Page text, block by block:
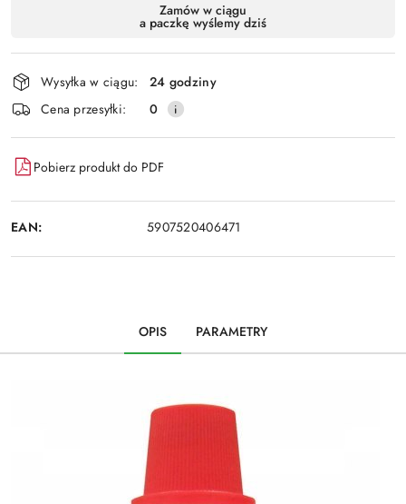
Wyślij
dostawa
Zamów w ciągu
a paczkę wyślemy dziś
Wysyłka w ciągu:
24 godziny
Cena przesyłki:
0
Pobierz produkt do PDF
EAN: 5907520406471
OPIS PARAMETRY